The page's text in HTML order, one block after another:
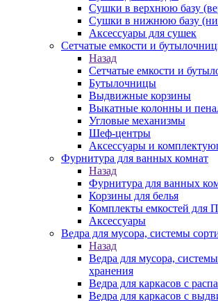
Сушки в верхнюю базу
Сушки в нижнюю базу
Аксессуары для сушек
Сетчатые емкости и
Назад
Сетчатые емкости и
Бутылочницы
Выдвижные корзины
Выкатные колонны и
Угловые механизмы
Шеф-центры
Аксессуары и
Фурнитура для ванных комнат
Назад
Фурнитура для ванных
Корзины для белья
Комплекты емкостей для
Аксессуары
Ведра для мусора, системы
Назад
Ведра для мусора,
хранения
Ведра для каркасов с
Ведра для каркасов с